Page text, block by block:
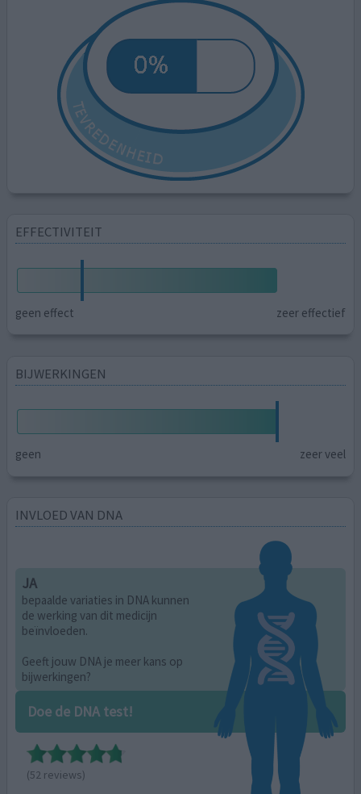
EFFECTIVITEIT
geen effect zeer effectief
BIJWERKINGEN
geen zeer veel
INVLOED VAN DNA
JA
bepaalde variaties in DNA kunnen
de werking van dit medicijn
beïnvloeden.
Geeft jouw DNA je meer kans op
bijwerkingen?
Doe de DNA test!
(52 reviews)